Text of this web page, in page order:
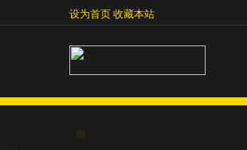
设为首页收藏本站